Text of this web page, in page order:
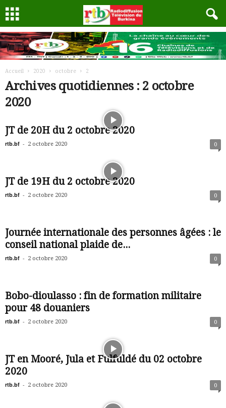
Accueil 2020 octobre 2
Archives quotidiennes : 2 octobre
2020
JT de 20H du 2 octobre 2020
rtb.bf - 2 octobre 2020 0
JT de 19H du 2 octobre 2020
rtb.bf - 2 octobre 2020 0
Journée internationale des personnes âgées : le
conseil national plaide de...
rtb.bf - 2 octobre 2020 0
Bobo-dioulasso : fin de formation militaire
pour 48 douaniers
rtb.bf - 2 octobre 2020 0
JT en Mooré, Jula et Fulfuldé du 02 octobre
2020
rtb.bf - 2 octobre 2020 0